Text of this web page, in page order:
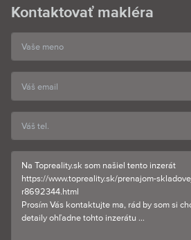
Kontaktovať makléra